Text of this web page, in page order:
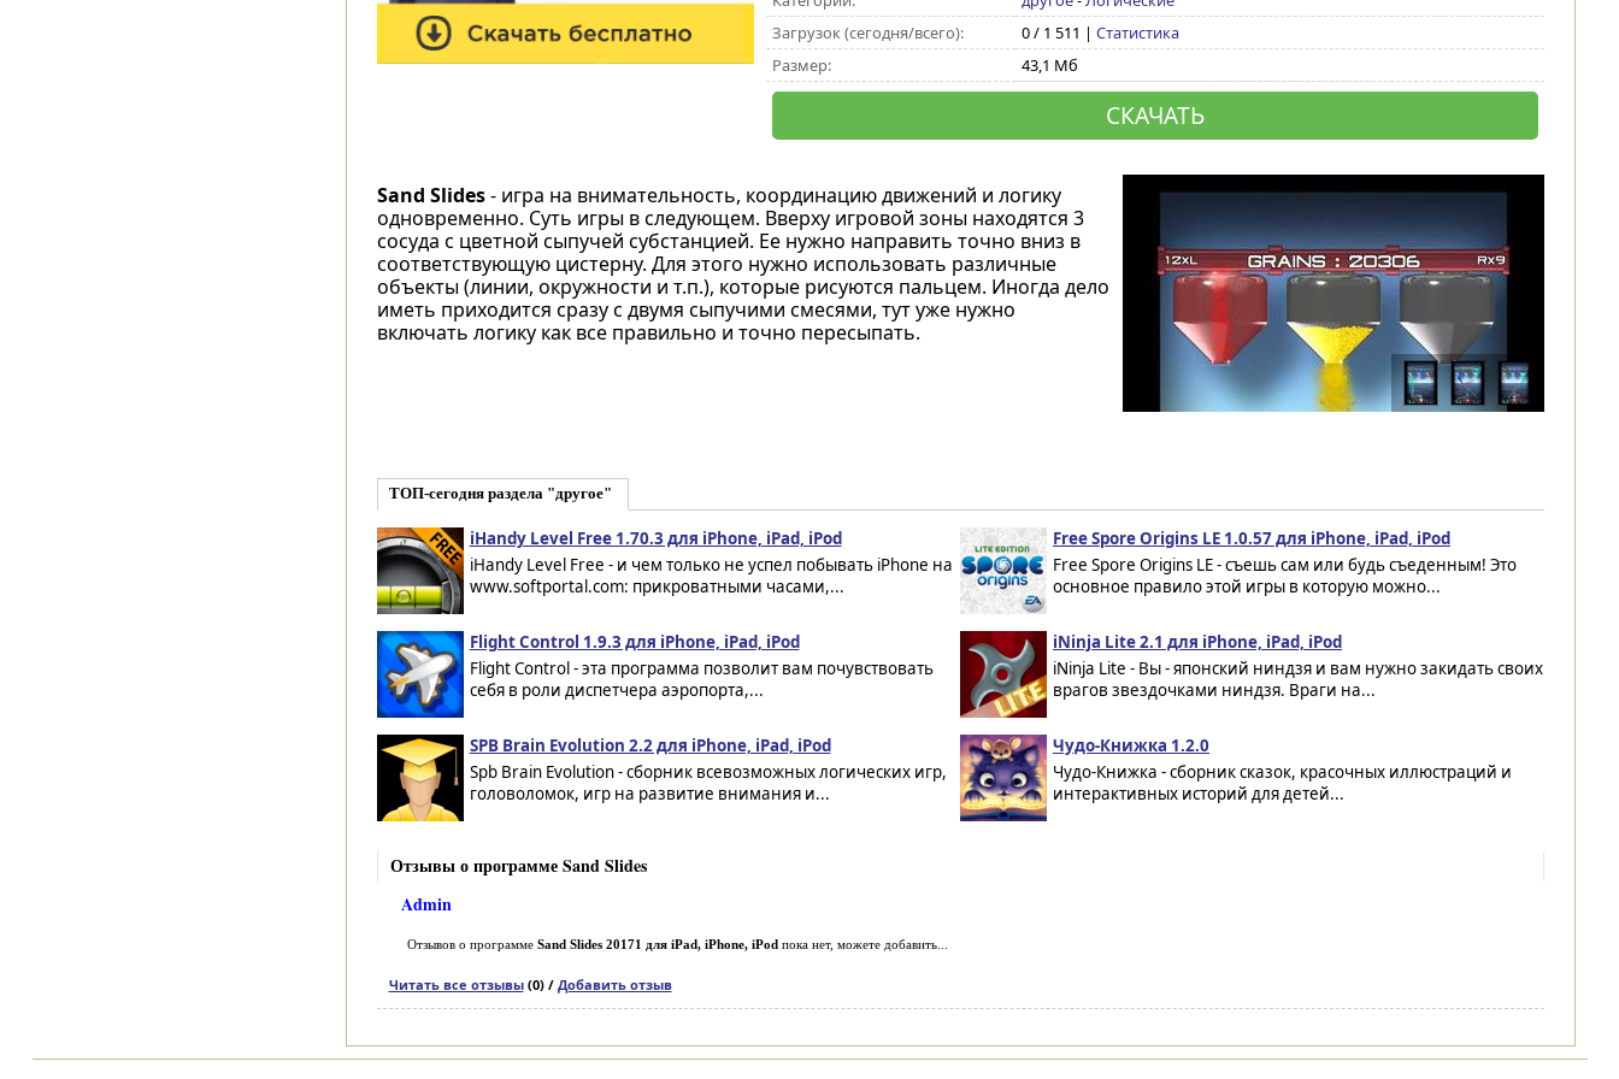
Загрузок (сегодня/всего):
0 / 1 511 | Статистика
Размер:
43,1 Мб
СКАЧАТЬ
Sand Slides- игра на внимательность, координацию движений и логику
одновременно. Суть игры в следующем. Вверху игровой зоны находятся 3
сосуда с цветной сыпучей субстанцией. Ее нужно направить точно вниз в
соответствующую цистерну. Для этого нужно использовать различные
объекты (линии, окружности и т.п.), которые рисуются пальцем. Иногда дело
иметь приходится сразу с двумя сыпучими смесями, тут уже нужно
включать логику как все правильно и точно пересыпать.
ТОП-сегодня раздела "другое"
iHandy Level Free 1.70.3 для iPhone, iPad, iPod
iHandy Level Free - и чем только не успел побывать iPhone на
www.softportal.com: прикроватными часами,...
Free Spore Origins LE 1.0.57 для iPhone, iPad, iPod
Free Spore Origins LE - съешь сам или будь съеденным! Это
основное правило этой игры в которую можно...
Flight Control 1.9.3 для iPhone, iPad, iPod
Flight Control - эта программа позволит вам почувствовать
себя в роли диспетчера аэропорта,...
iNinja Lite 2.1 для iPhone, iPad, iPod
iNinja Lite - Вы - японский ниндзя и вам нужно закидать своих
врагов звездочками ниндзя. Враги на...
SPB Brain Evolution 2.2 для iPhone, iPad, iPod
Spb Brain Evolution - сборник всевозможных логических игр,
головоломок, игр на развитие внимания и...
Чудо-Книжка 1.2.0
Чудо-Книжка - сборник сказок, красочных иллюстраций и
интерактивных историй для детей...
Отзывы о программе Sand Slides
Admin
Отзывов о программе Sand Slides 20171 для iPad, iPhone, iPodпока нет, можете добавить...
Читать все отзывы(0) / Добавить отзыв